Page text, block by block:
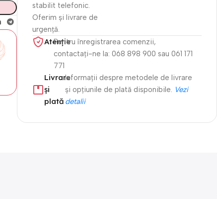
stabilit telefonic.
Oferim și livrare de
urgență.
Atenție​
Pentru înregistrarea comenzii,
contactați-ne la: 068 898 900 sau 061 171
771
Livrare
și
plată
Informații despre metodele de livrare
și opțiunile de plată disponibile.
Vezi
detalii